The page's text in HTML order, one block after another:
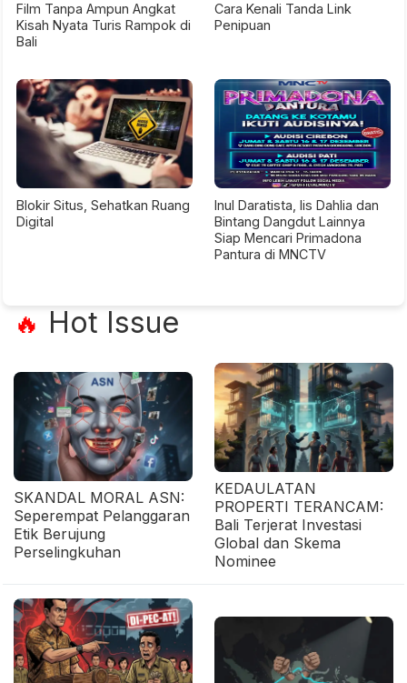
Film Tanpa Ampun Angkat
Kisah Nyata Turis Rampok di
Bali
Cara Kenali Tanda Link
Penipuan
Blokir Situs, Sehatkan Ruang
Digital
Inul Daratista, Iis Dahlia dan
Bintang Dangdut Lainnya
Siap Mencari Primadona
Pantura di MNCTV
🔥 Hot Issue
SKANDAL MORAL ASN:
Seperempat Pelanggaran
Etik Berujung
Perselingkuhan
KEDAULATAN
PROPERTI TERANCAM:
Bali Terjerat Investasi
Global dan Skema
Nominee